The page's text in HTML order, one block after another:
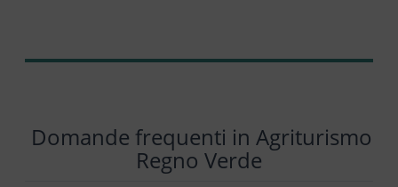
Domande frequenti in Agriturismo
Regno Verde